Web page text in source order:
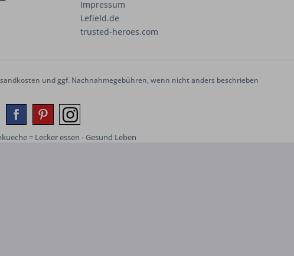
Impressum
Lefield.de
trusted-heroes.com
und ggf. Nachnahmegebühren, wenn nicht anders beschrieben
= Lecker essen - Gesund Leben